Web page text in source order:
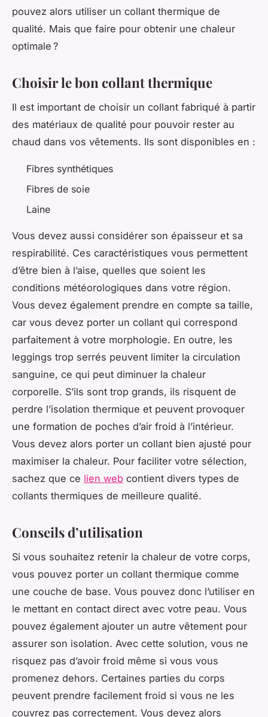
pouvez alors utiliser un collant thermique de
qualité. Mais que faire pour obtenir une chaleur
optimale ?
Choisir le bon collant thermique
Il est important de choisir un collant fabriqué à partir
des matériaux de qualité pour pouvoir rester au
chaud dans vos vêtements. Ils sont disponibles en :
Fibres synthétiques
Fibres de soie
Laine
Vous devez aussi considérer son épaisseur et sa
respirabilité. Ces caractéristiques vous permettent
d’être bien à l’aise, quelles que soient les
conditions météorologiques dans votre région.
Vous devez également prendre en compte sa taille,
car vous devez porter un collant qui correspond
parfaitement à votre morphologie. En outre, les
leggings trop serrés peuvent limiter la circulation
sanguine, ce qui peut diminuer la chaleur
corporelle. S’ils sont trop grands, ils risquent de
perdre l’isolation thermique et peuvent provoquer
une formation de poches d’air froid à l’intérieur.
Vous devez alors porter un collant bien ajusté pour
maximiser la chaleur. Pour faciliter votre sélection,
sachez que ce lien web contient divers types de
collants thermiques de meilleure qualité.
Conseils d’utilisation
Si vous souhaitez retenir la chaleur de votre corps,
vous pouvez porter un collant thermique comme
une couche de base. Vous pouvez donc l’utiliser en
le mettant en contact direct avec votre peau. Vous
pouvez également ajouter un autre vêtement pour
assurer son isolation. Avec cette solution, vous ne
risquez pas d’avoir froid même si vous vous
promenez dehors. Certaines parties du corps
peuvent prendre facilement froid si vous ne les
couvrez pas correctement. Vous devez alors